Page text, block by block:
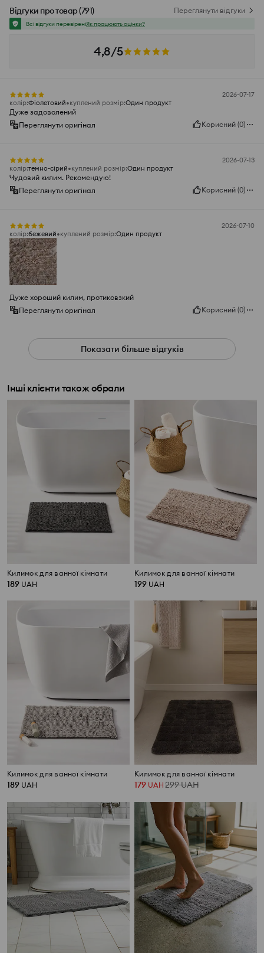
Відгуки про товар(791) Переглянути відгуки
Всі відгуки перевіреніЯк працюють оцінки?
4,8/5
2026-07-17
колір:Фіолетовий куплений розмір:Один продукт
Дуже задоволений
Переглянути оригінал
Корисний (0)
2026-07-13
колір:темно-сірий куплений розмір:Один продукт
Чудовий килим. Рекомендую!
Переглянути оригінал
Корисний (0)
2026-07-10
колір:бежевий куплений розмір:Один продукт
Дуже хороший килим, протиковзкий
Переглянути оригінал
Корисний (0)
Показати більше відгуків
Інші клієнти також обрали
Килимок для ванної кімнати
189 UAH
Килимок для ванної кімнати
199 UAH
Килимок для ванної кімнати
189 UAH
Килимок для ванної кімнати
179 UAH 299UAH